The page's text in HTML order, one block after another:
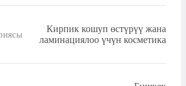
Кирпик кошуп өстүрүү жана
ламинациялоо үчүн косметика